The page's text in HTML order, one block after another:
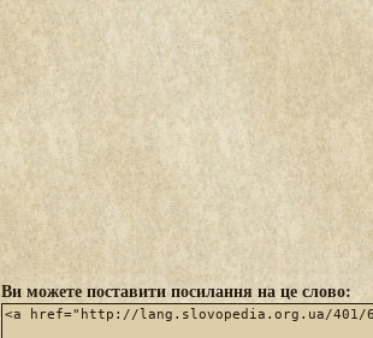
Ви можете поставити посилання на це слово: